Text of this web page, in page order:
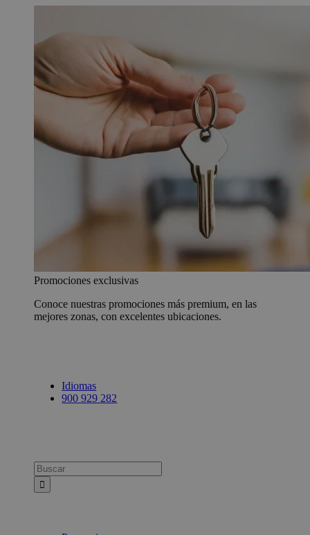
Promociones exclusivas
Conoce nuestras promociones más premium, en las
mejores zonas, con excelentes ubicaciones.
Idiomas
900 929 282
Busca: